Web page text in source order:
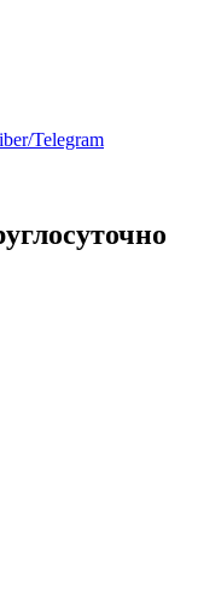
Telegram